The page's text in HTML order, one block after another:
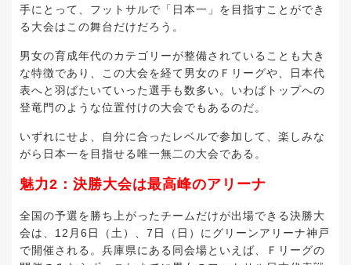
手にとって、フットサルで「日本一」を目指すことができ
る大会はこの舞台だけだろう。
男女の育成年代のカテゴリーが整備されていることも大き
な特徴であり、この大会を経て男女のＦリーグや、日本代
表へと羽ばたいていった選手も数多い。いわばトップへの
登竜門のような位置付けの大会でもあるのだ。
いずれにせよ、自分に合ったレベルで参加して、楽しみな
がら日本一を目指せる唯一無二の大会である。
魅力2： 決勝大会は最高峰のアリーナ
全国の予選を勝ち上がったチームだけが出場できる決勝大
会は、12月6日（土）、7日（日）にグリーンアリーナ神戸
で開催される。兵庫県にある同会場といえば、Ｆリーグの